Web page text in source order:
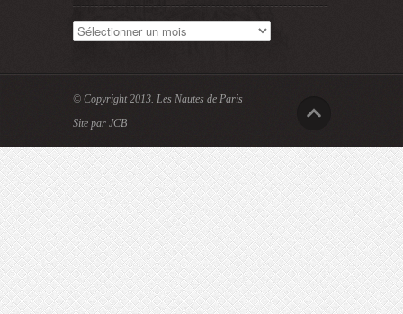
Archives
© Copyright 2013. Les Nautes de Paris
Site par JCB